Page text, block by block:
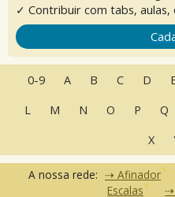
✓ Contribuir com tabs, aulas,
0-9 A B C D
L
M N O P Q
X
A nossa rede: Afinador
Escalas